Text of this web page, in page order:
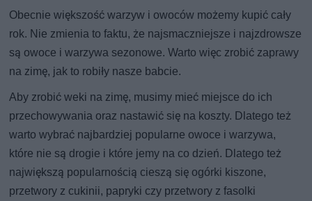
Obecnie większość warzyw i owoców możemy kupić cały
rok. Nie zmienia to faktu, że najsmaczniejsze i najzdrowsze
są owoce i warzywa sezonowe. Warto więc zrobić zaprawy
na zimę, jak to robiły nasze babcie.
Aby zrobić weki na zimę, musimy mieć miejsce do ich
przechowywania oraz nastawić się na koszty. Dlatego też
warto wybrać najbardziej popularne owoce i warzywa,
które nie są drogie i które jemy na co dzień. Dlatego też
największą popularnością cieszą się ogórki kiszone,
przetwory z cukinii, papryki czy przetwory z fasolki